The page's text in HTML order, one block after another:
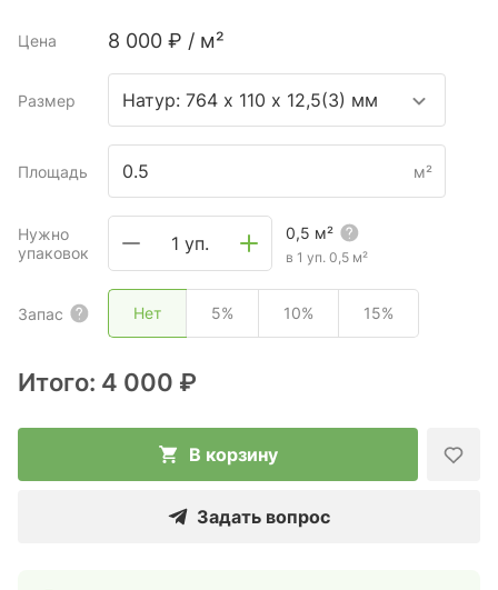
Цена 8 000 ₽ / м²
Размер Натур: 764 х 110 х 12,5(3) мм
Площадь м²
Нужно
упаковок
1 уп. 0,5 м²
в 1 уп. 0,5 м²
Запас Нет 5% 10% 15%
Итого: 4 000 ₽
В корзину
Задать вопрос